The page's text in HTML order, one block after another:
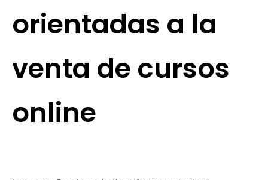
orientadas a la
venta de cursos
online